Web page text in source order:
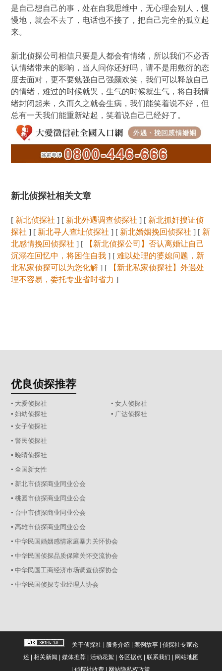
是自己想自己的事，处在自我思维中，无心理会别人，慢
慢地，就会不去了，电话也不接了，把自己完全的孤立起
来。
新北侦探公司相信只要是人都会有情绪，所以我们不必否
认情绪带来的影响，当人问你还好吗，请不是用敷衍的态
度去面对，更不要勉强自己强颜欢笑，我们可以释放自己
的情绪，难过的时候就哭，生气的时候就生气，将自我情
绪封闭起来，久而久之就会生病，我们能笑着说不好，但
总有一天我们能重新站起，笑着说自己已经好了。
新北侦探社相关文章
[ 新北侦探社 ] [ 新北外遇调查侦探社 ] [ 新北抓奸搜证侦
探社 ] [ 新北寻人查址侦探社 ] [ 新北婚姻挽回侦探社 ] [ 新
北感情挽回侦探社 ] [
【新北侦探公司】否认离婚让自己
沉溺在回忆中，将困住自我 ] [难以处理的婆媳问题，新
北私家侦探可以为您化解 ] [
【新北私家侦探社】外遇处
理不容易，委托专业省时省力 ]
优良侦探推荐
▪ 大爱侦探社
▪ 女人侦探社
▪ 妇幼侦探社
▪ 广达侦探社
▪ 女子侦探社
▪ 警民侦探社
▪ 晚晴侦探社
▪ 全国新女性
▪ 新北市侦探商业同业公会
▪ 桃园市侦探商业同业公会
▪ 台中市侦探商业同业公会
▪ 高雄市侦探商业同业公会
▪ 中华民国婚姻感情家庭暴力关怀协会
▪ 中华民国侦探品质保障关怀交流协会
▪ 中华民国工商经济市场调查侦探协会
▪ 中华民国侦探专业经理人协会
关于侦探社 服务介绍 案例故事| 侦探社专家论
述
相关新闻 媒体推荐| 活动花絮| 各区据点 联系我们
网站地图
|侦探社收费 网站隐私权政策